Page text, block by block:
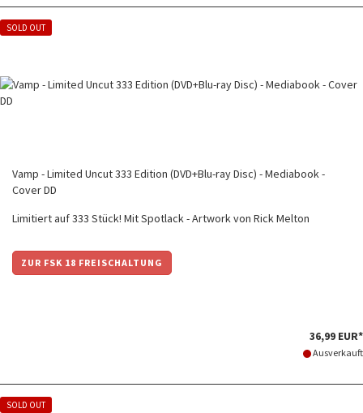
SOLD OUT
Vamp - Limited Uncut 333 Edition (DVD+Blu-ray Disc) - Mediabook -
Cover DD
Limitiert auf 333 Stück! Mit Spotlack - Artwork von Rick Melton
ZUR FSK 18 FREISCHALTUNG
36,99 EUR*
Ausverkauft
SOLD OUT